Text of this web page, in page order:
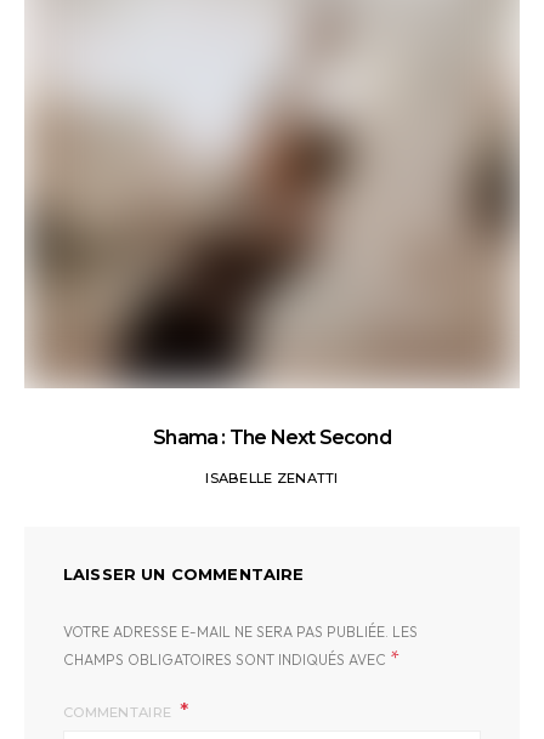
Shama : The Next Second
ISABELLE ZENATTI
LAISSER UN COMMENTAIRE
VOTRE ADRESSE E-MAIL NE SERA PAS PUBLIÉE. LES
CHAMPS OBLIGATOIRES SONT INDIQUÉS AVEC *
COMMENTAIRE